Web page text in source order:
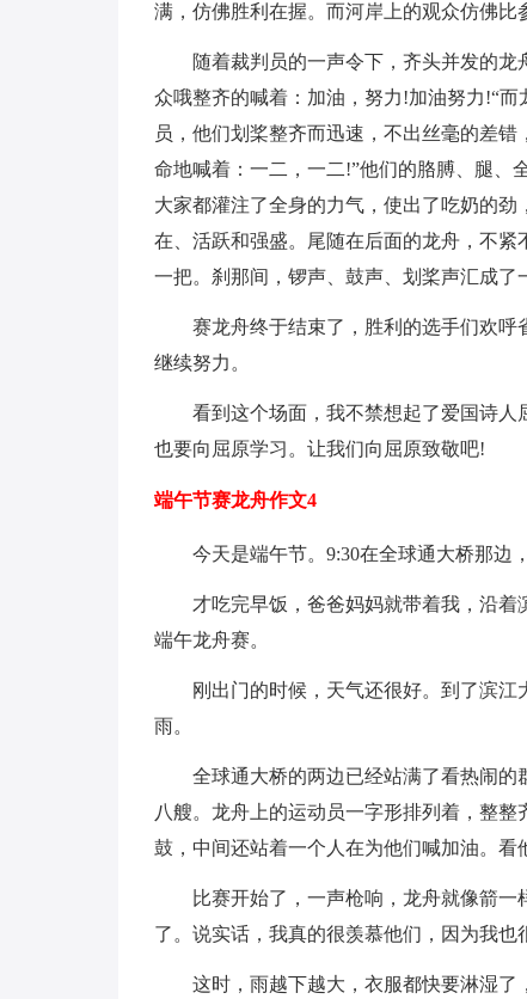
满，仿佛胜利在握。而河岸上的观众仿佛比
随着裁判员的一声令下，齐头并发的
众哦整齐的喊着：加油，努力!加油努力!“
员，他们划桨整齐而迅速，不出丝毫的差
命地喊着：一二，一二!”他们的胳膊、腿、
大家都灌注了全身的力气，使出了吃奶的
在、活跃和强盛。尾随在后面的龙舟，不
一把。刹那间，锣声、鼓声、划桨声汇成了
赛龙舟终于结束了，胜利的选手们欢
继续努力。
看到这个场面，我不禁想起了爱国诗人
也要向屈原学习。让我们向屈原致敬吧!
端午节赛龙舟作文4
今天是端午节。9:30在全球通大桥那边
才吃完早饭，爸爸妈妈就带着我，沿
端午龙舟赛。
刚出门的时候，天气还很好。到了滨
雨。
全球通大桥的两边已经站满了看热闹
八艘。龙舟上的运动员一字形排列着，整
鼓，中间还站着一个人在为他们喊加油。
比赛开始了，一声枪响，龙舟就像箭
了。说实话，我真的很羡慕他们，因为我也
这时，雨越下越大，衣服都快要淋湿